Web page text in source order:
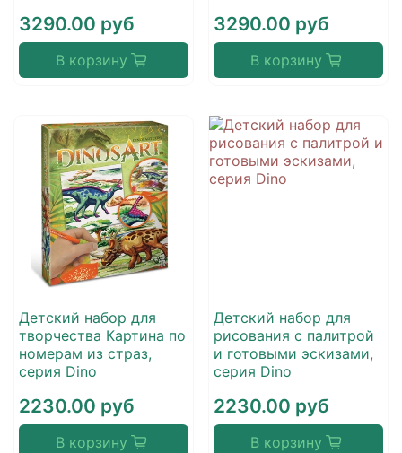
3290.00 руб
В корзину
3290.00 руб
В корзину
Детский набор для
творчества Картина по
номерам из страз,
серия Dino
2230.00 руб
В корзину
Детский набор для
рисования с палитрой
и готовыми эскизами,
серия Dino
2230.00 руб
В корзину